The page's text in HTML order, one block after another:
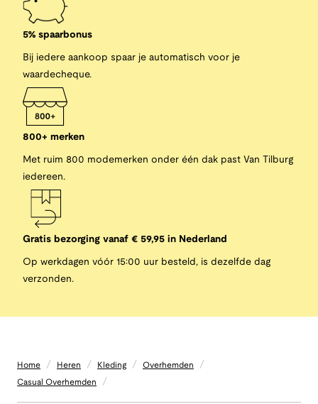
5% spaarbonus
Bij iedere aankoop spaar je automatisch voor je
waardecheque.
800+ merken
Met ruim 800 modemerken onder één dak past Van Tilburg
iedereen.
Gratis bezorging vanaf € 59,95 in Nederland
Op werkdagen vóór 15:00 uur besteld, is dezelfde dag
verzonden.
Home / Heren / Kleding / Overhemden /
Casual Overhemden /